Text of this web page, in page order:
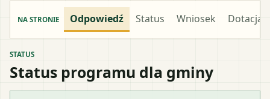
NA STRONIE Odpowiedź Status Wniosek Dotacja
STATUS
Status programu dla gminy